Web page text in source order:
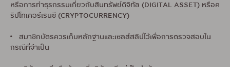
หรือการทำธุรกรรมเกี่ยวกับสินทรัพย์ดิจิทัล (DIGITAL ASSET) หรือค
ริปโทเคอร์เรนซี (CRYPTOCURRENCY)
• สมาชิกบัตรควรเก็บหลักฐานและเซลส์สลิปไว้เพื่อการตรวจสอบใน
กรณีที่จำเป็น